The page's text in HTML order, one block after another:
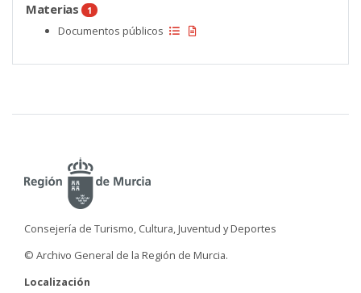
Materias 1
Documentos públicos
Consejería de Turismo, Cultura, Juventud y Deportes
© Archivo General de la Región de Murcia.
Localización